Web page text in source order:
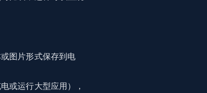
图片形式保存到电
或运行大型应用），